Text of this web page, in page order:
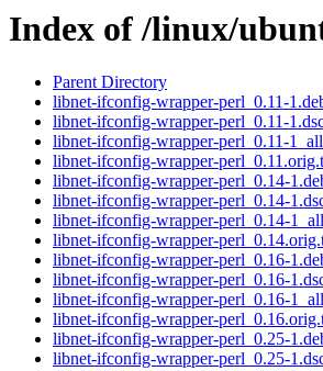
Index of /linux/
Parent Directory
libnet-ifconfig-wrapper-perl_0.11-
libnet-ifconfig-wrapper-perl_0.11-
libnet-ifconfig-wrapper-perl_0.11-
libnet-ifconfig-wrapper-
libnet-ifconfig-wrapper-perl_0.14-
libnet-ifconfig-wrapper-perl_0.14-
libnet-ifconfig-wrapper-perl_0.14-
libnet-ifconfig-wrapper-
libnet-ifconfig-wrapper-perl_0.16-
libnet-ifconfig-wrapper-perl_0.16-
libnet-ifconfig-wrapper-perl_0.16-
libnet-ifconfig-wrapper-
libnet-ifconfig-wrapper-perl_0.25-
libnet-ifconfig-wrapper-perl_0.25-